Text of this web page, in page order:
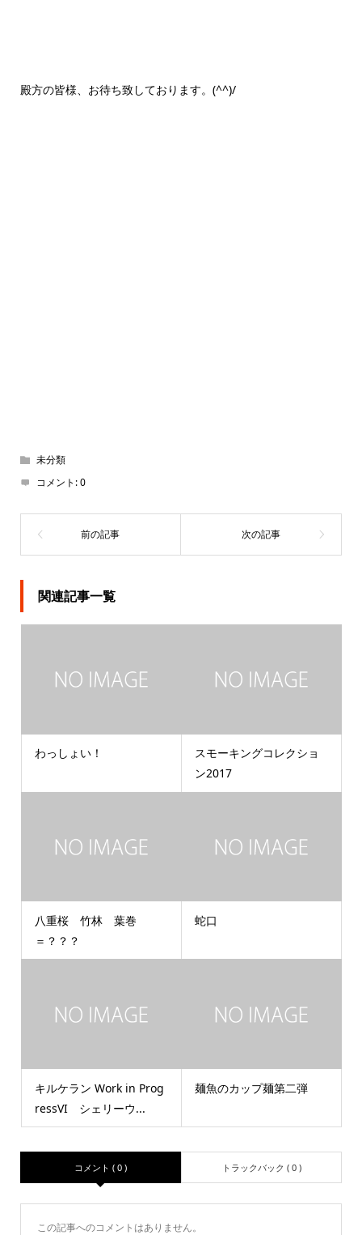
殿方の皆様、お待ち致しております。(^^)/
未分類
コメント:0
関連記事一覧
わっしょい！
スモーキングコレクショ
ン2017
八重桜 竹林 葉巻
＝？？？
蛇口
キルケラン Work in Prog
ressVI シェリーウ...
麺魚のカップ麺第二弾
コメント ( 0 ) トラックバック ( 0 )
この記事へのコメントはありません。